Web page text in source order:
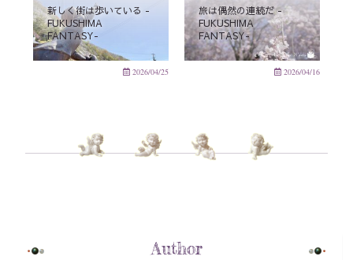
新しく街は歩いている -
FUKUSHIMA
FANTASY-
2026/04/25
旅は偶然の連続だ -
FUKUSHIMA
FANTASY-
2026/04/16
Author